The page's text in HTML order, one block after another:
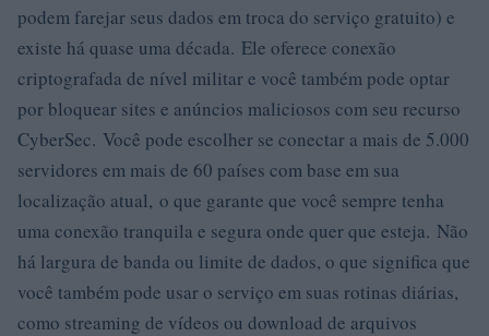
podem farejar seus dados em troca do serviço gratuito) e
existe há quase uma década. Ele oferece conexão
criptografada de nível militar e você também pode optar
por bloquear sites e anúncios maliciosos com seu recurso
CyberSec. Você pode escolher se conectar a mais de 5.000
servidores em mais de 60 países com base em sua
localização atual, o que garante que você sempre tenha
uma conexão tranquila e segura onde quer que esteja. Não
há largura de banda ou limite de dados, o que significa que
você também pode usar o serviço em suas rotinas diárias,
como streaming de vídeos ou download de arquivos